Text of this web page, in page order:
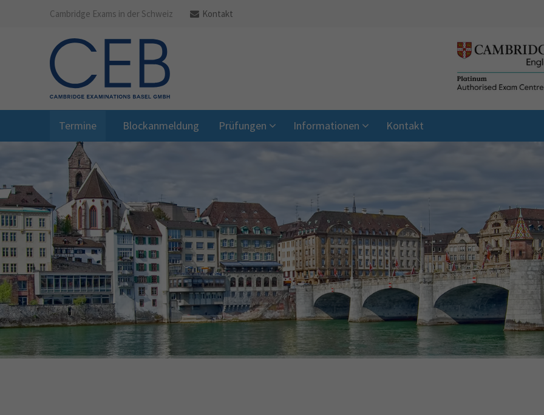
Cambridge Exams in der Schweiz Kontakt
Termine Blockanmeldung Prüfungen Informationen Kontakt